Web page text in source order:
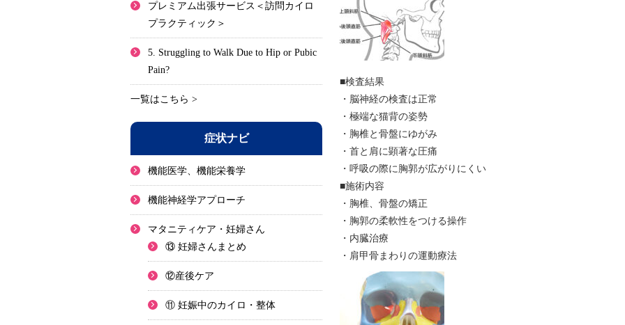
■検査結果
・脳神経の検査は正常
・極端な猫背の姿勢
・胸椎と骨盤にゆがみ
・首と肩に顕著な圧痛
・呼吸の際に胸郭が広がりにくい
■施術内容
・胸椎、骨盤の矯正
・胸郭の柔軟性をつける操作
・内臓治療
・肩甲骨まわりの運動療法
プレミアム出張サービス＜訪問カイロ
プラクティック＞
5. Struggling to Walk Due to Hip or Pubic
Pain?
一覧はこちら >
症状ナビ
機能医学、機能栄養学
機能神経学アプローチ
マタニティケア・妊婦さん
⑬ 妊婦さんまとめ
⑫産後ケア
⑪ 妊娠中のカイロ・整体